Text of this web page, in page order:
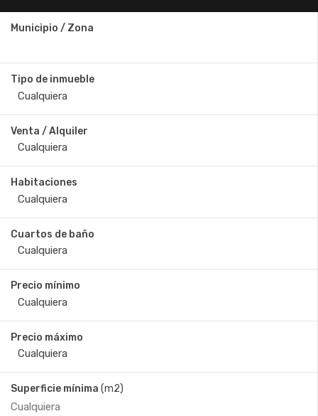
Municipio / Zona
Tipo de inmueble
Venta / Alquiler
Habitaciones
Cuartos de baño
Precio mínimo
Precio máximo
Superficie mínima (m2)